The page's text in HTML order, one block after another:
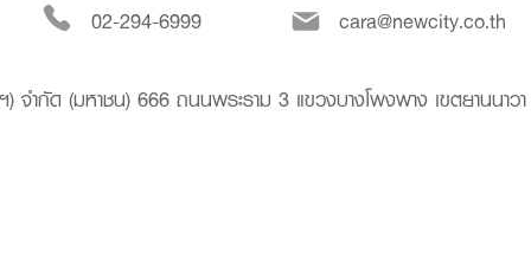
02-294-6999 cara@newcity.co.th
ำกัด (มหาชน) 666 ถนนพระราม 3 แขวงบางโพงพาง เขตยานนาว